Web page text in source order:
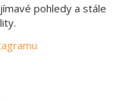
pohledy a stále